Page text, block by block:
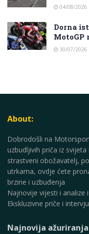
04/08/2026
Dorna
MotoGP
30/07/2026
About:
Dobrodošli na
uzbudljivih priča iz
strastveni obožavatelj,
utrkama, ovdje ćete
brzine i uzbuđenja
Najnovije vijesti i analize
Ekskluzivne priče i
Najnovija ažuriranja